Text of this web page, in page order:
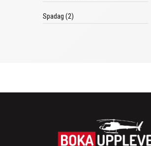
Spadag (2)